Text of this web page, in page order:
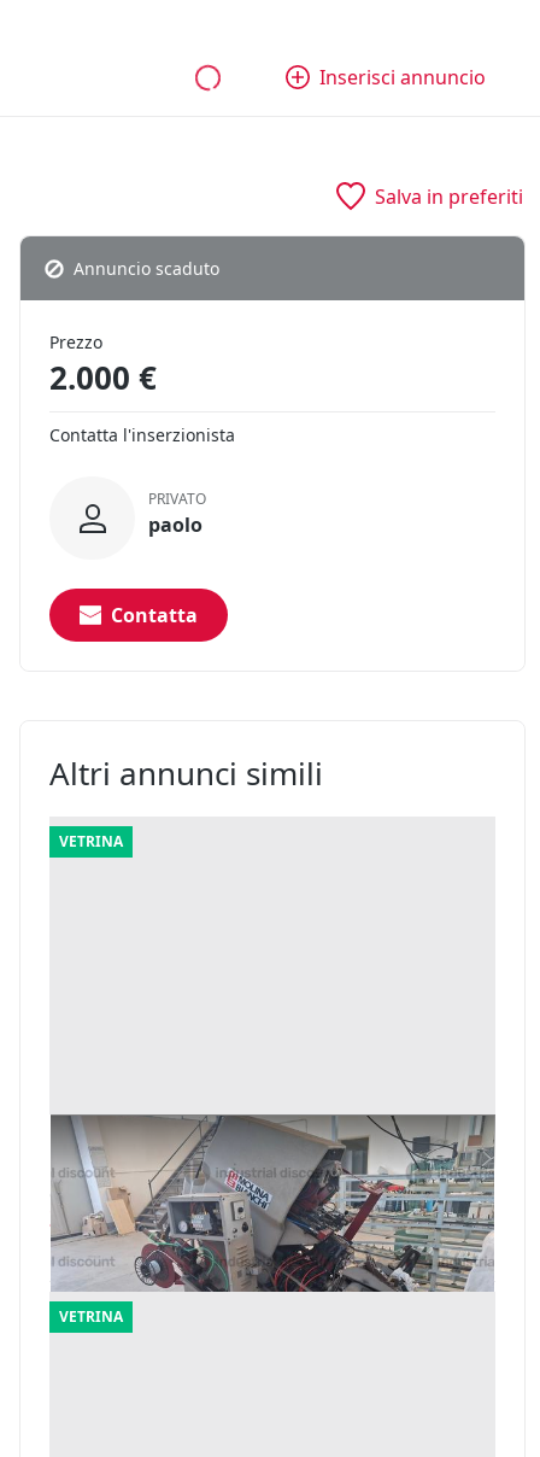
Inserisci annuncio
Salva in preferiti
Annuncio scaduto
Prezzo
2.000 €
Contatta l'inserzionista
PRIVATO
paolo
Contatta
Altri annunci simili
VETRINA
1#10165 Macchine premonta Molina Bianchi
e macchina inchiodatacchi Brustia
Vigevano (Pavia)
Offerta minima
2.625 €
VETRINA